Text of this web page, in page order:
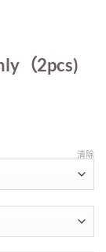
（2pcs)
清除